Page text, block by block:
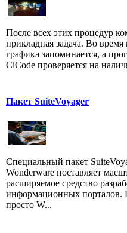
После всех этих процедур
прикладная задача. Во
графика запоминается, а
CiCode проверяется на
Пакет SuiteVoyager
Специальный пакет
Wonderware поставляет
расширяемое средство
информационных порталов.
просто W...